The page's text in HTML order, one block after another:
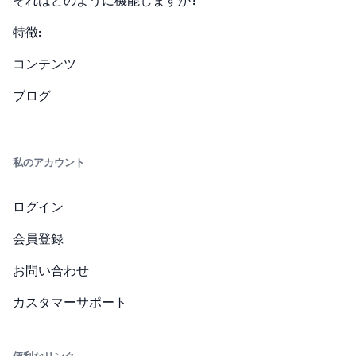
特徴:
コンテンツ
ブログ
私のアカウント
ログイン
会員登録
お問い合わせ
カスタマーサポート